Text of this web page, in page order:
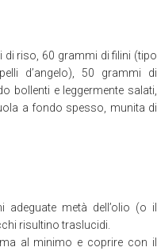
di riso, 60 grammi di filini (tipo
d’angelo), 50 grammi di
bollenti e leggermente salati,
a fondo spesso, munita di
metà dell’olio (o il
risultino traslucidi.
al minimo e coprire con il